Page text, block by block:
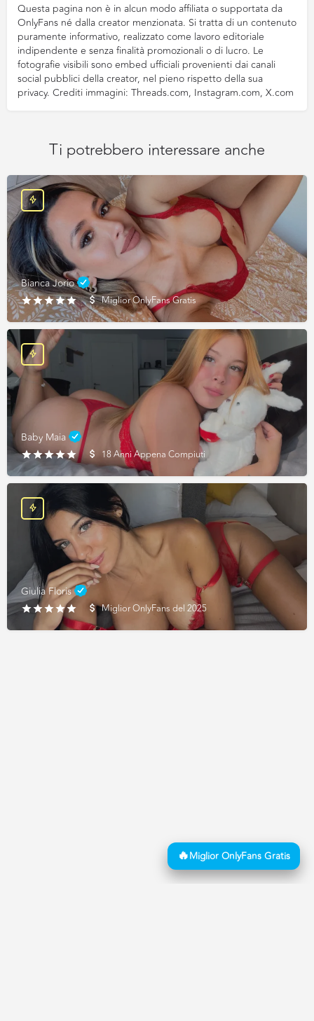
Questa pagina non è in alcun modo affiliata o supportata da
OnlyFans né dalla creator menzionata. Si tratta di un contenuto
puramente informativo, realizzato come lavoro editoriale
indipendente e senza finalità promozionali o di lucro. Le
fotografie visibili sono embed ufficiali provenienti dai canali
social pubblici della creator, nel pieno rispetto della sua
privacy. Crediti immagini: Threads.com, Instagram.com, X.com
Ti potrebbero interessare anche
Bianca Jorio
Miglior OnlyFans Gratis
Baby Maia
18 Anni Appena Compiuti
Giulia Floris
Miglior OnlyFans del 2025